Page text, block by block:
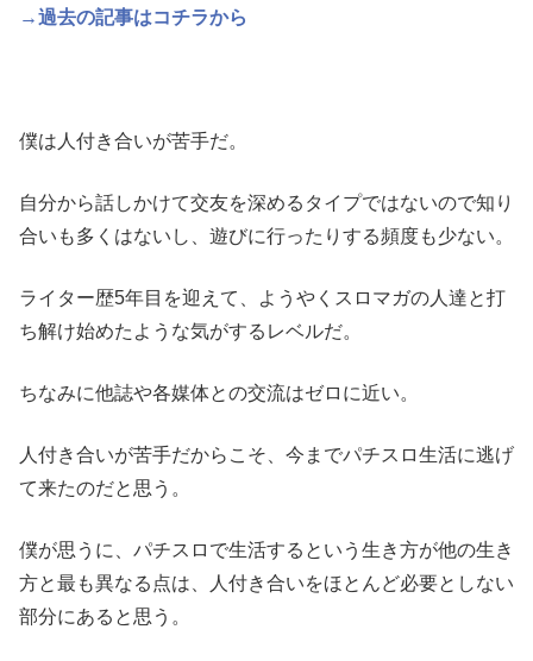
→過去の記事はコチラから
僕は人付き合いが苦手だ。
自分から話しかけて交友を深めるタイプではないので知り
合いも多くはないし、遊びに行ったりする頻度も少ない。
ライター歴5年目を迎えて、ようやくスロマガの人達と打
ち解け始めたような気がするレベルだ。
ちなみに他誌や各媒体との交流はゼロに近い。
人付き合いが苦手だからこそ、今までパチスロ生活に逃げ
て来たのだと思う。
僕が思うに、パチスロで生活するという生き方が他の生き
方と最も異なる点は、人付き合いをほとんど必要としない
部分にあると思う。